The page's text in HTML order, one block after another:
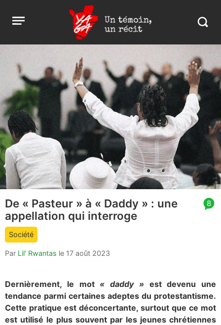
Open
menu
Yaga
Burundi
Search
article
comment
count
8
De « Pasteur » à « Daddy » : une
appellation qui interroge
Société
Par Lil’ Rwantas le 17 août 2023
Dernièrement, le mot « daddy » est devenu une
tendance parmi certaines adeptes du protestantisme.
Cette pratique est déconcertante, surtout que ce mot
est utilisé le plus souvent par les jeunes chrétiennes